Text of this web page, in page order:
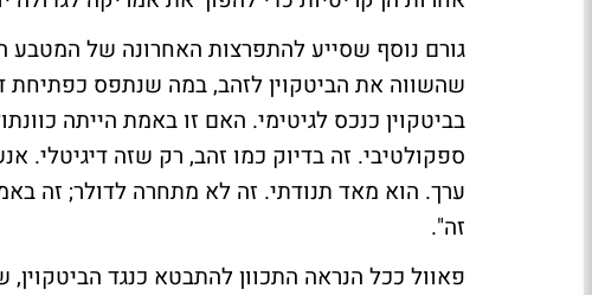
גורם נוסף שסייע להתפרצות האחרונה של המטבע
שהשווה את הביטקוין לזהב, במה שנתפס כפתיחת
בביטקוין כנכס לגיטימי. האם זו באמת הייתה
ספקולטיבי. זה בדיוק כמו זהב, רק שזה
ערך. הוא מאד תנודתי. זה לא מתחרה לדולר; זה
זה".
פאוול ככל הנראה התכוון להתבטא כנגד